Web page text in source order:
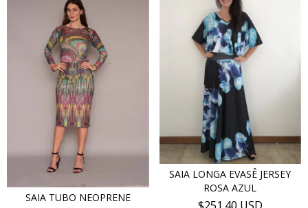
SAIA TUBO NEOPRENE
SAIA LONGA EVASÊ JERSEY
ROSA AZUL